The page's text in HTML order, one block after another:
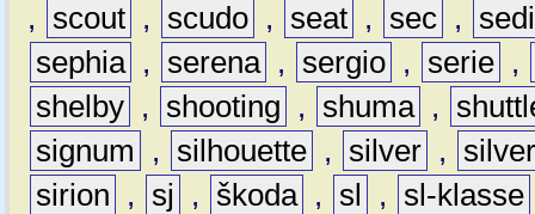
,
scout , scudo , seat , sec ,
sephia , serena , sergio , serie ,
shelby , shooting , shuma ,
signum
, silhouette , silver ,
sirion
, sj , škoda , sl , sl-klasse